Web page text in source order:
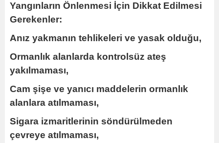
Yangınların Önlenmesi İçin Dikkat Edilmesi
Gerekenler:
Anız yakmanın tehlikeleri ve yasak olduğu,
Ormanlık alanlarda kontrolsüz ateş
yakılmaması,
Cam şişe ve yanıcı maddelerin ormanlık
alanlara atılmaması,
Sigara izmaritlerinin söndürülmeden
çevreye atılmaması,